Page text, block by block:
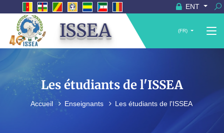
ENT
ISSEA (FR)
Les étudiants de l'ISSEA
Accueil Enseignants Les étudiants de l'ISSEA